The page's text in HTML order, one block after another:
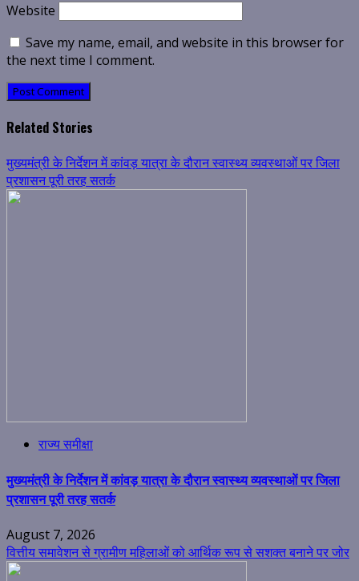
Website
Save my name, email, and website in this browser for
the next time I comment.
Related Stories
मुख्यमंत्री के निर्देशन में कांवड़ यात्रा के दौरान स्वास्थ्य व्यवस्थाओं पर जिला
प्रशासन पूरी तरह सतर्क
राज्य समीक्षा
मुख्यमंत्री के निर्देशन में कांवड़ यात्रा के दौरान स्वास्थ्य व्यवस्थाओं पर जिला
प्रशासन पूरी तरह सतर्क
August 7, 2026
वित्तीय समावेशन से ग्रामीण महिलाओं को आर्थिक रूप से सशक्त बनाने पर जोर